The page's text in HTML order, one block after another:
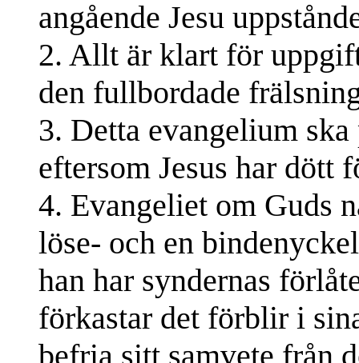
angående Jesu
2. Allt är klart för
den fullbordade
3. Detta evangelium
eftersom Jesus har dött
4. Evangeliet om Guds
löse- och en
han har syndernas
förkastar det förblir i
befria sitt samvete från